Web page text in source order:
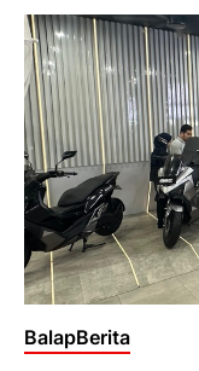
Posted
BalapBerita